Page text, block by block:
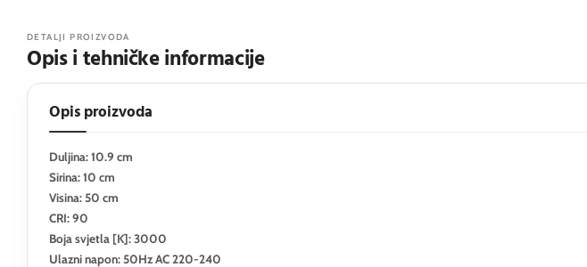
DETALJI PROIZVODA
Opis i tehničke informacije
Opis proizvoda
Duljina: 10.9 cm
Sirina: 10 cm
Visina: 50 cm
CRI: 90
Boja svjetla [K]: 3000
Ulazni napon: 50Hz AC 220-240